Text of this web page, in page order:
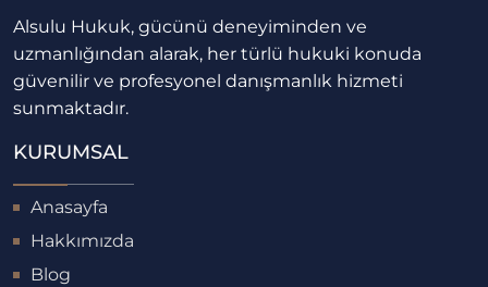
Alsulu Hukuk, gücünü deneyiminden ve
uzmanlığından alarak, her türlü hukuki konuda
güvenilir ve profesyonel danışmanlık hizmeti
sunmaktadır.
KURUMSAL
Anasayfa
Hakkımızda
Blog